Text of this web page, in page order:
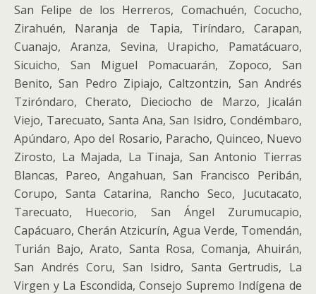
San Felipe de los Herreros, Comachuén, Cocucho,
Zirahuén, Naranja de Tapia, Tiríndaro, Carapan,
Cuanajo, Aranza, Sevina, Urapicho, Pamatácuaro,
Sicuicho, San Miguel Pomacuarán, Zopoco, San
Benito, San Pedro Zipiajo, Caltzontzin, San Andrés
Tziróndaro, Cherato, Dieciocho de Marzo, Jicalán
Viejo, Tarecuato, Santa Ana, San Isidro, Condémbaro,
Apúndaro, Apo del Rosario, Paracho, Quinceo, Nuevo
Zirosto, La Majada, La Tinaja, San Antonio Tierras
Blancas, Pareo, Angahuan, San Francisco Peribán,
Corupo, Santa Catarina, Rancho Seco, Jucutacato,
Tarecuato, Huecorio, San Ángel Zurumucapio,
Capácuaro, Cherán Atzicurín, Agua Verde, Tomendán,
Turián Bajo, Arato, Santa Rosa, Comanja, Ahuirán,
San Andrés Coru, San Isidro, Santa Gertrudis, La
Virgen y La Escondida, Consejo Supremo Indígena de